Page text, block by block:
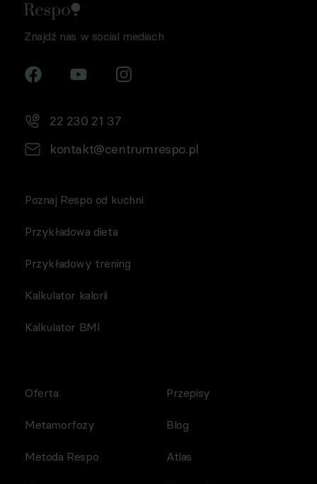
Znajdź nas w social mediach
22 230 21 37
kontakt@centrumrespo.pl
Poznaj Respo od kuchni
Przykładowa dieta
Przykładowy trening
Kalkulator kalorii
Kalkulator BMI
Oferta
Metamorfozy
Metoda Respo
Przepisy
Blog
Atlas